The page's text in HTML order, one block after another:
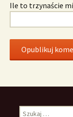
Ile to trzynaście
Szukaj: